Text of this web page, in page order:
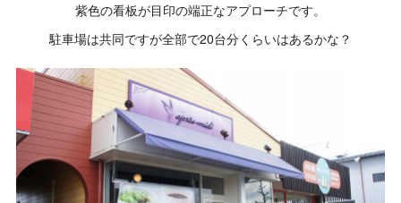
紫色の看板が目印の端正なアプローチです。
駐車場は共同ですが全部で20台分くらいはあるかな？